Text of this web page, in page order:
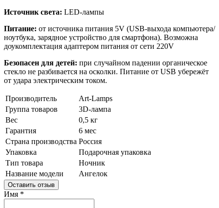
Источник света: LED-лампы
Питание: от источника питания 5V (USB-выхода компьютера/
ноутбука, зарядное устройство для смартфона). Возможна
доукомплектация адаптером питания от сети 220V
Безопасен для детей: при случайном падении органическое
стекло не разбивается на осколки. Питание от USB убережёт
от удара электрическим током.
Производитель
Art-Lamps
Группа товаров
3D-лампа
Вес
0,5 кг
Гарантия
6 мес
Страна производства Россия
Упаковка
Подарочная упаковка
Тип товара
Ночник
Название модели
Ангелок
Оставить отзыв
Имя *